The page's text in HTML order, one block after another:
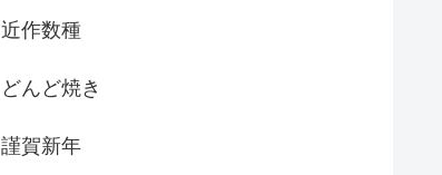
近作数種
どんど焼き
謹賀新年